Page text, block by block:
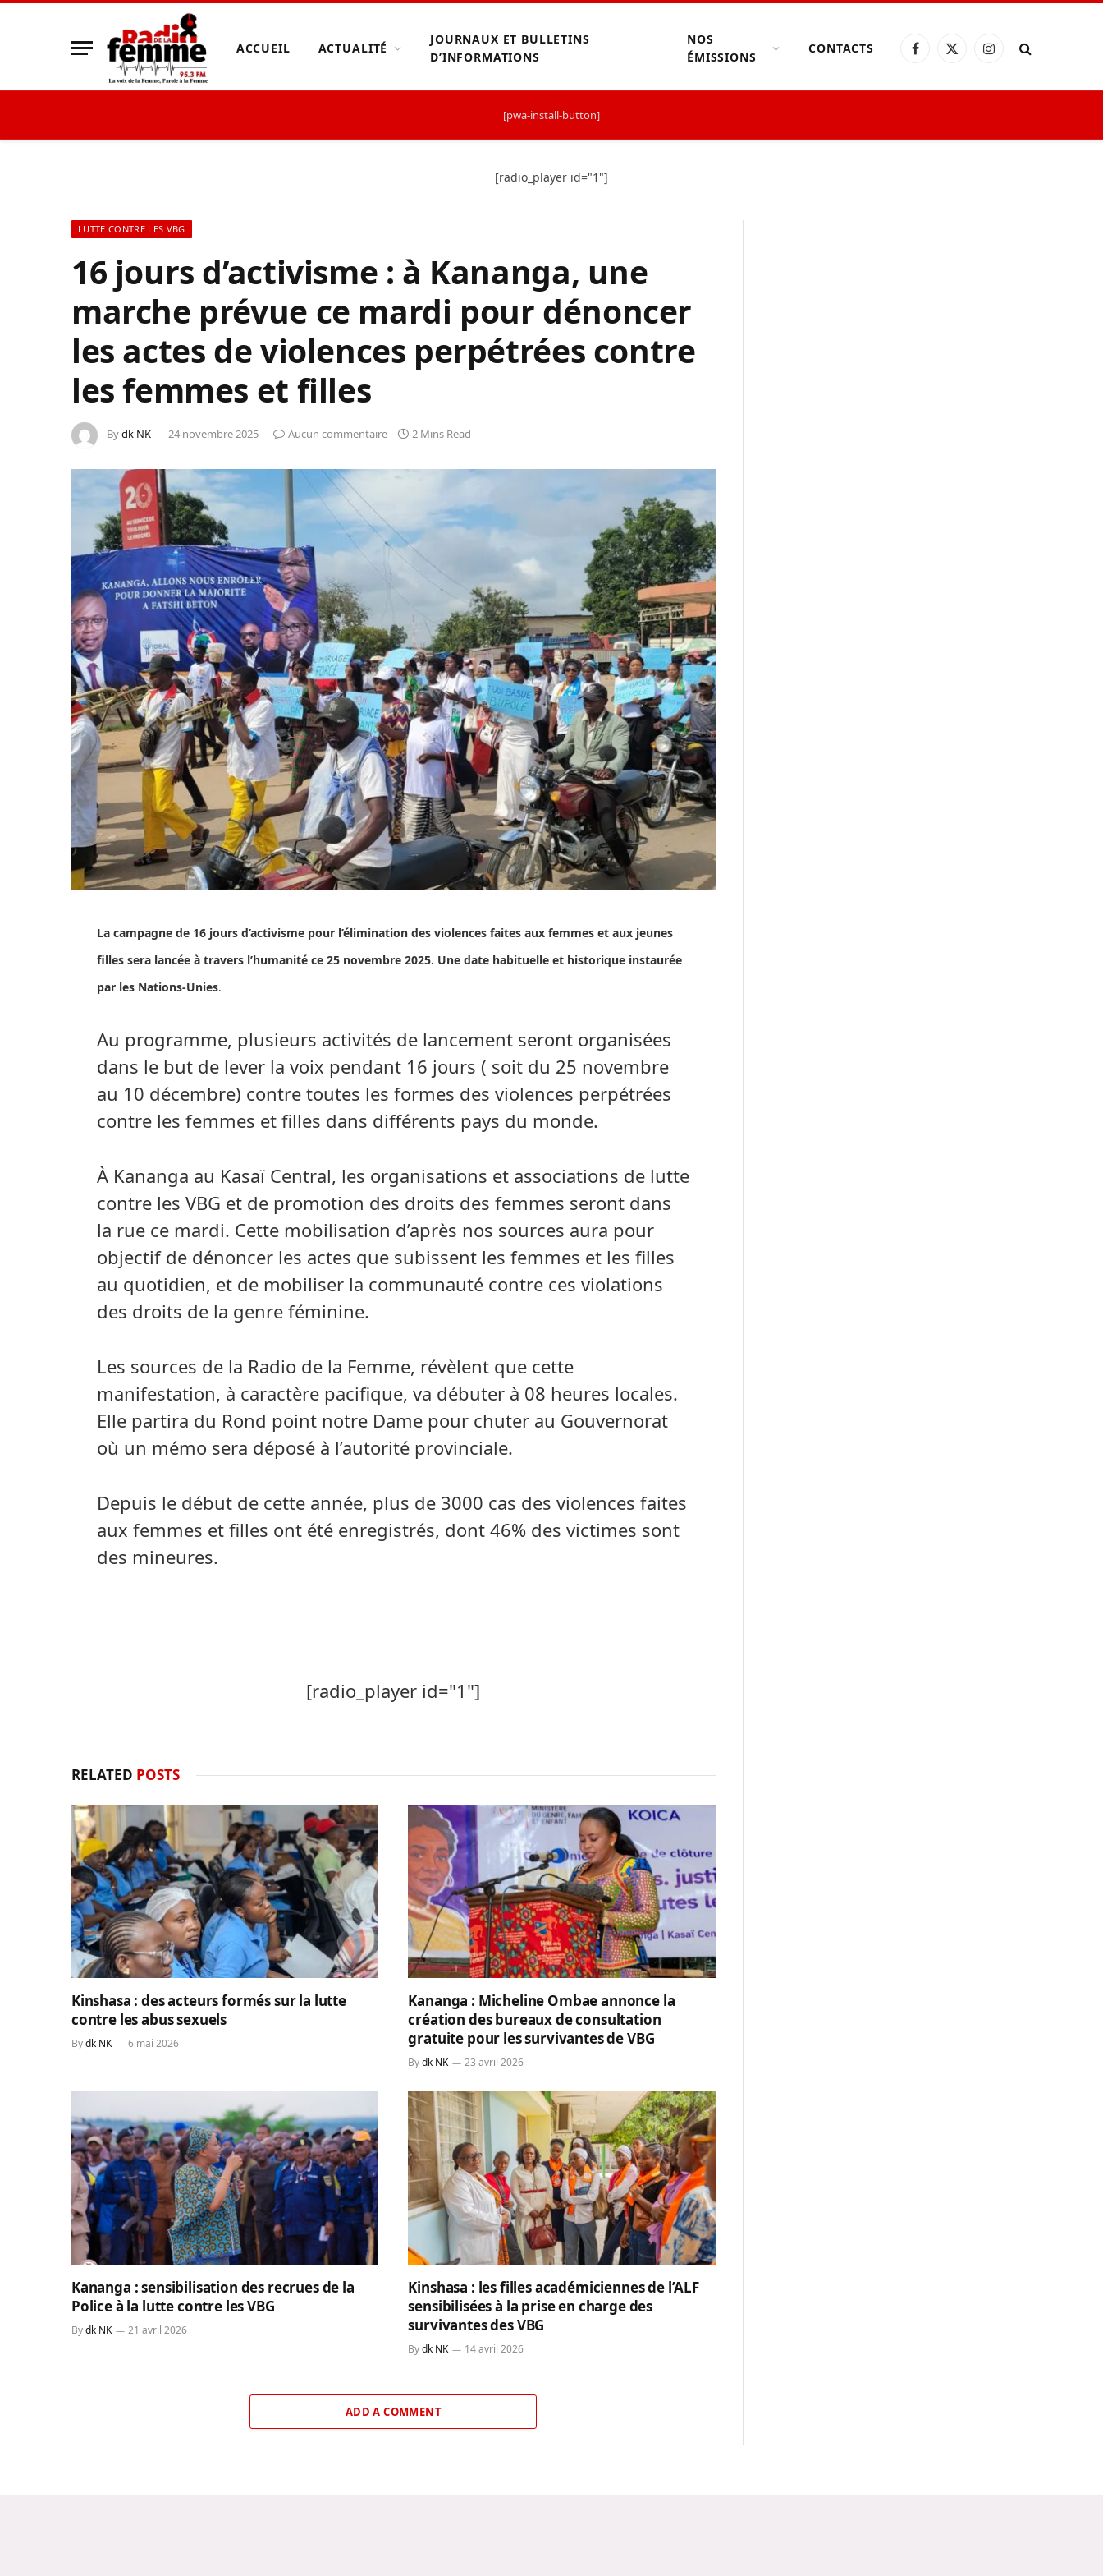
ACCUEIL ACTUALITÉ
JOURNAUX ET BULLETINS
D’INFORMATIONS
NOS
ÉMISSIONS
CONTACTS Facebook
X
Instagram
[pwa-install-button]
[radio_player id="1"]
LUTTE CONTRE LES VBG
16 jours d’activisme : à Kananga, une
marche prévue ce mardi pour dénoncer
les actes de violences perpétrées contre
les femmes et filles
Bydk NK 24 novembre 2025 Aucun commentaire 2 Mins Read
La campagne de 16 jours d’activisme pour l’élimination des violences faites aux femmes et aux jeunes
filles sera lancée à travers l’humanité ce 25 novembre 2025. Une date habituelle et historique instaurée
par les Nations-Unies.
Au programme, plusieurs activités de lancement seront organisées
dans le but de lever la voix pendant 16 jours ( soit du 25 novembre
au 10 décembre) contre toutes les formes des violences perpétrées
contre les femmes et filles dans différents pays du monde.
À Kananga au Kasaï Central, les organisations et associations de lutte
contre les VBG et de promotion des droits des femmes seront dans
la rue ce mardi. Cette mobilisation d’après nos sources aura pour
objectif de dénoncer les actes que subissent les femmes et les filles
au quotidien, et de mobiliser la communauté contre ces violations
des droits de la genre féminine.
Les sources de la Radio de la Femme, révèlent que cette
manifestation, à caractère pacifique, va débuter à 08 heures locales.
Elle partira du Rond point notre Dame pour chuter au Gouvernorat
où un mémo sera déposé à l’autorité provinciale.
Depuis le début de cette année, plus de 3000 cas des violences faites
aux femmes et filles ont été enregistrés, dont 46% des victimes sont
des mineures.
[radio_player id="1"]
RELATED POSTS
Kinshasa : des acteurs formés sur la lutte
contre les abus sexuels
Bydk NK 6 mai 2026
Kananga : Micheline Ombae annonce la
création des bureaux de consultation
gratuite pour les survivantes de VBG
By dk NK 23 avril 2026
Kananga : sensibilisation des recrues de la
Police à la lutte contre les VBG
Bydk NK 21 avril 2026
Kinshasa : les filles académiciennes de l’ALF
sensibilisées à la prise en charge des
survivantes des VBG
By dk NK 14 avril 2026
ADD A COMMENT